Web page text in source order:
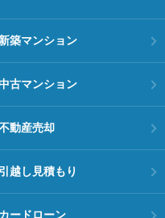
築マンション
古マンション
動産売却
引越し見積もり
カードローン